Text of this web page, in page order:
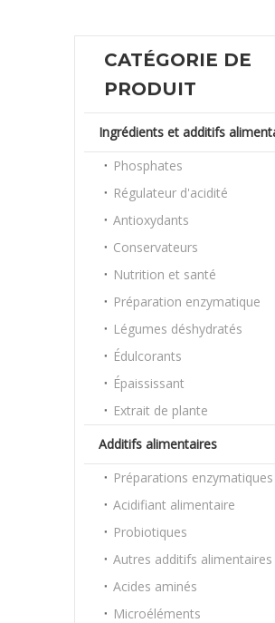
CATÉGORIE DE
PRODUIT
Phosphates
Régulateur d'acidité
Antioxydants
Conservateurs
Nutrition et santé
Préparation enzymatique
Légumes déshydratés
Édulcorants
Épaississant
Extrait de plante
Additifs alimentaires
Préparations enzymatiques
Acidifiant alimentaire
Probiotiques
Autres additifs alimentaires
Acides aminés
Microéléments